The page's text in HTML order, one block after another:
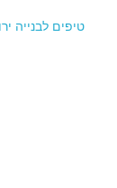
טיפים לבנייה